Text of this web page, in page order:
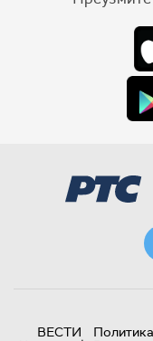
ВЕСТИ Политика